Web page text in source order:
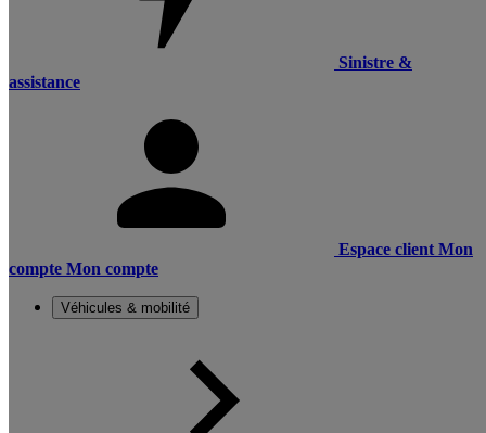
Sinistre &
assistance
Espace client Mon
compte Mon compte
Véhicules & mobilité